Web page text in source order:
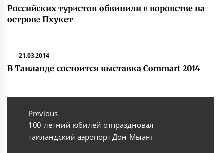
Российских туристов обвинили в воровстве на
острове Пхукет
21.03.2014
В Таиланде состоится выставка Commart 2014
Навигация
записям
Previous
Previous
post:
100-летний юбилей отпраздновал
таиландский аэропорт Дон Мыанг